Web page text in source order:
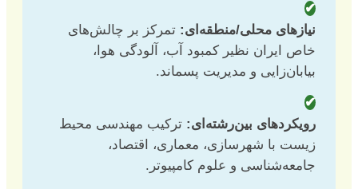
✔
نیازهای محلی/منطقه‌ای: تمرکز بر چالش‌های
خاص ایران نظیر کمبود آب، آلودگی هوا،
بیابان‌زایی و مدیریت پسماند.
✔
رویکردهای بین‌رشته‌ای: ترکیب مهندسی محیط
زیست با شهرسازی، معماری، اقتصاد،
جامعه‌شناسی و علوم کامپیوتر.